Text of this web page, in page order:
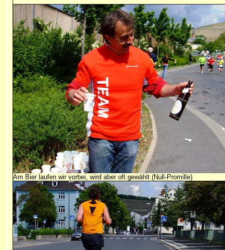
Am Bier laufen wir vorbei, wird aber oft gewählt (Null-Promille)